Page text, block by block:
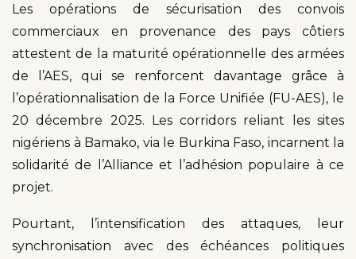
Les opérations de sécurisation des convois
commerciaux en provenance des pays côtiers
attestent de la maturité opérationnelle des armées
de l’AES, qui se renforcent davantage grâce à
l’opérationnalisation de la Force Unifiée (FU-AES), le
20 décembre 2025. Les corridors reliant les sites
nigériens à Bamako, via le Burkina Faso, incarnent la
solidarité de l’Alliance et l’adhésion populaire à ce
projet.
Pourtant, l’intensification des attaques, leur
synchronisation avec des échéances politiques